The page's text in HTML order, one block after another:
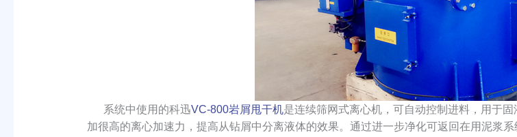
系统中使用的科迅VC-800岩屑甩干机是连续筛网式离心机，可自动控制进料，用于
加很高的离心加速力，提高从钻屑中分离液体的效果。通过进一步净化可返回在用泥浆